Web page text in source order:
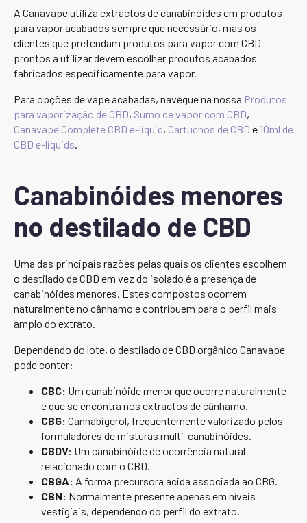
A Canavape utiliza extractos de canabinóides em produtos
para vapor acabados sempre que necessário, mas os
clientes que pretendam produtos para vapor com CBD
prontos a utilizar devem escolher produtos acabados
fabricados especificamente para vapor.
Para opções de vape acabadas, navegue na nossa Produtos
para vaporização de CBD, Sumo de vapor com CBD,
Canavape Complete CBD e-liquid, Cartuchos de CBD e 10ml de
CBD e-liquids
Canabinóides menores
no destilado de CBD
Uma das principais razões pelas quais os clientes escolhem
o destilado de CBD em vez do isolado é a presença de
canabinóides menores. Estes compostos ocorrem
naturalmente no cânhamo e contribuem para o perfil mais
amplo do extrato.
Dependendo do lote, o destilado de CBD orgânico Canavape
pode conter:
CBC: Um canabinóide menor que ocorre naturalmente
e que se encontra nos extractos de cânhamo.
CBG: Cannabigerol, frequentemente valorizado pelos
formuladores de misturas multi-canabinóides.
CBDV: Um canabinóide de ocorrência natural
relacionado com o CBD.
CBGA: A forma precursora ácida associada ao CBG.
CBN: Normalmente presente apenas em níveis
vestigiais, dependendo do perfil do extrato.